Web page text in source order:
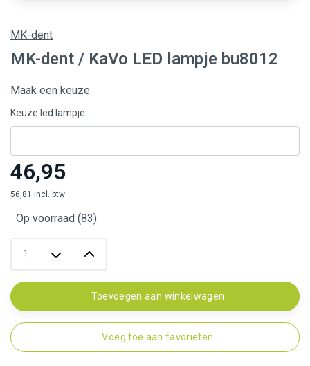
MK-dent
MK-dent / KaVo LED lampje bu8012
Maak een keuze
Keuze led lampje:
46,95
56,81 incl. btw
Op voorraad (83)
Toevoegen aan winkelwagen
Voeg toe aan favorieten